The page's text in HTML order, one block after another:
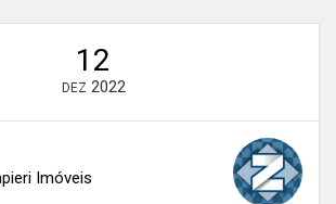
12
DEZ 2022
Imóveis